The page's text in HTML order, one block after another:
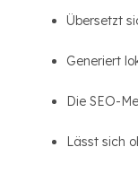
Übersetzt
Generiert
Die SEO-
Lässt sich